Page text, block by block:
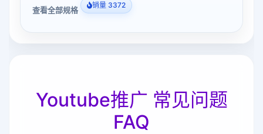
查看全部规格 销量 3372
Youtube推广 常见问题
FAQ